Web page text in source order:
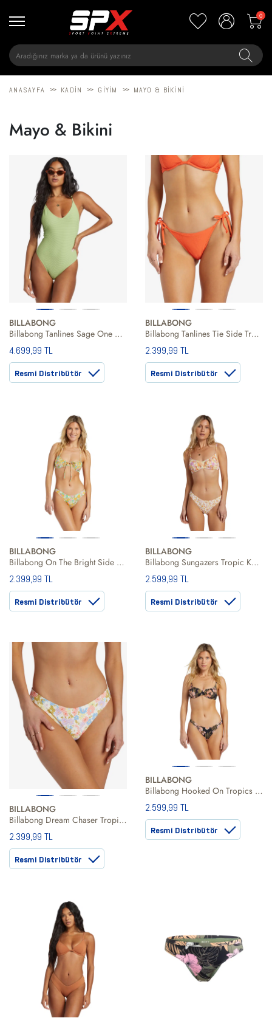
0
ANASAYFA >> KADIN >> GIYIM >> MAYO & BIKINI
Mayo & Bikini
BILLABONG
Billabong Tanlines Sage One Piece Kadın Yeşil Mayo
4.699,99 TL
Resmi Distribütör
BILLABONG
Billabong Tanlines Tie Side Tropic Kadın Bikini Alt
2.399,99 TL
Resmi Distribütör
BILLABONG
Billabong On The Bright Side Tropic Kadın Bikini Alt
2.399,99 TL
Resmi Distribütör
BILLABONG
Billabong Sungazers Tropic Kadın Bikini Alt
2.599,99 TL
Resmi Distribütör
BILLABONG
Billabong Dream Chaser Tropic Kadın Bikini Alt
2.399,99 TL
Resmi Distribütör
BILLABONG
Billabong Hooked On Tropics Tropic Kadın Siyah Bikini Alt
2.599,99 TL
Resmi Distribütör